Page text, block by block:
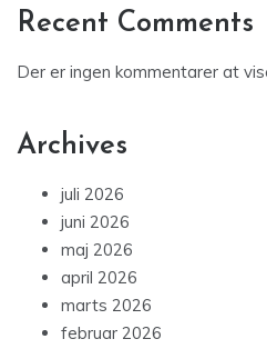
Recent Comments
Der er ingen kommentarer at
Archives
juli 2026
juni 2026
maj 2026
april 2026
marts 2026
februar 2026